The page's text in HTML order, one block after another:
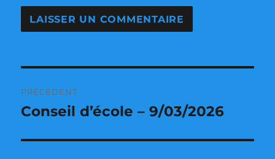
de
PRÉCÉDENT
Publication
Conseil d’école – 9/03/2026